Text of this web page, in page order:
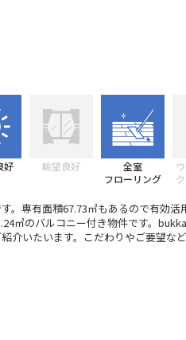
好 眺望良好
全室
フローリング
。専有面積67.73㎡もあるので有効活
㎡のバルコニー付き物件です。
介いたいます。こだわりやご要望な